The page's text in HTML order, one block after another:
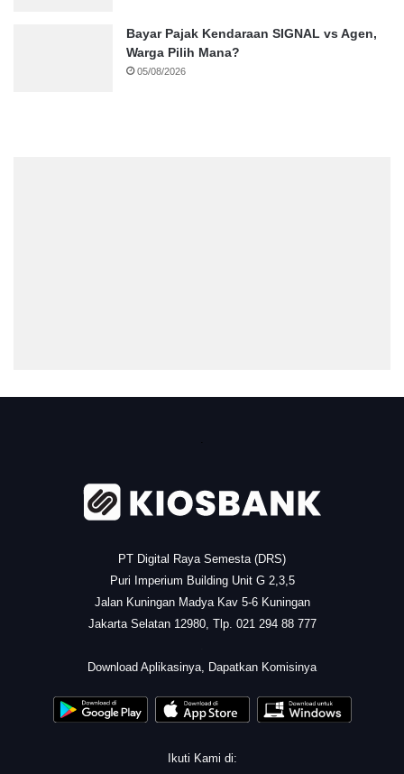
Bayar Pajak Kendaraan SIGNAL vs Agen,
Warga Pilih Mana?
05/08/2026
PT Digital Raya Semesta (DRS)
Puri Imperium Building Unit G 2,3,5
Jalan Kuningan Madya Kav 5-6 Kuningan
Jakarta Selatan 12980, Tlp. 021 294 88 777
Download Aplikasinya, Dapatkan Komisinya
Ikuti Kami di: